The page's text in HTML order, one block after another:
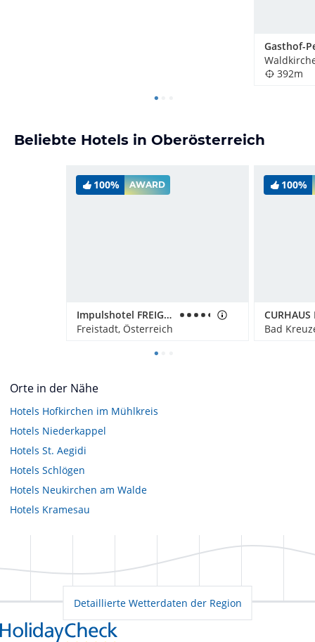
392m
Beliebte Hotels in Oberösterreich
100% AWARD
Impulshotel FREIGOLD
Freistadt, Österreich
100%
Bad
Orte in der Nähe
Hotels Hofkirchen im Mühlkreis
Hotels Niederkappel
Hotels St. Aegidi
Hotels Schlögen
Hotels Neukirchen am Walde
Hotels Kramesau
Detaillierte Wetterdaten der Region